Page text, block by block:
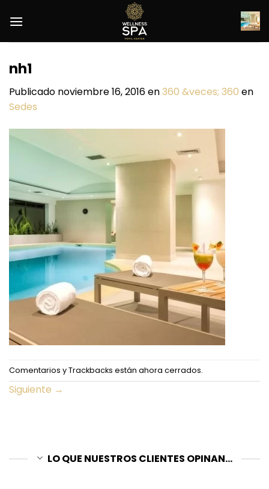
nh1
Publicado noviembre 16, 2016en360 &veces; 360 en
Sedes
Comentarios y Trackbacks están ahora cerrados.
Siguiente →
LO QUE NUESTROS CLIENTES OPINAN...